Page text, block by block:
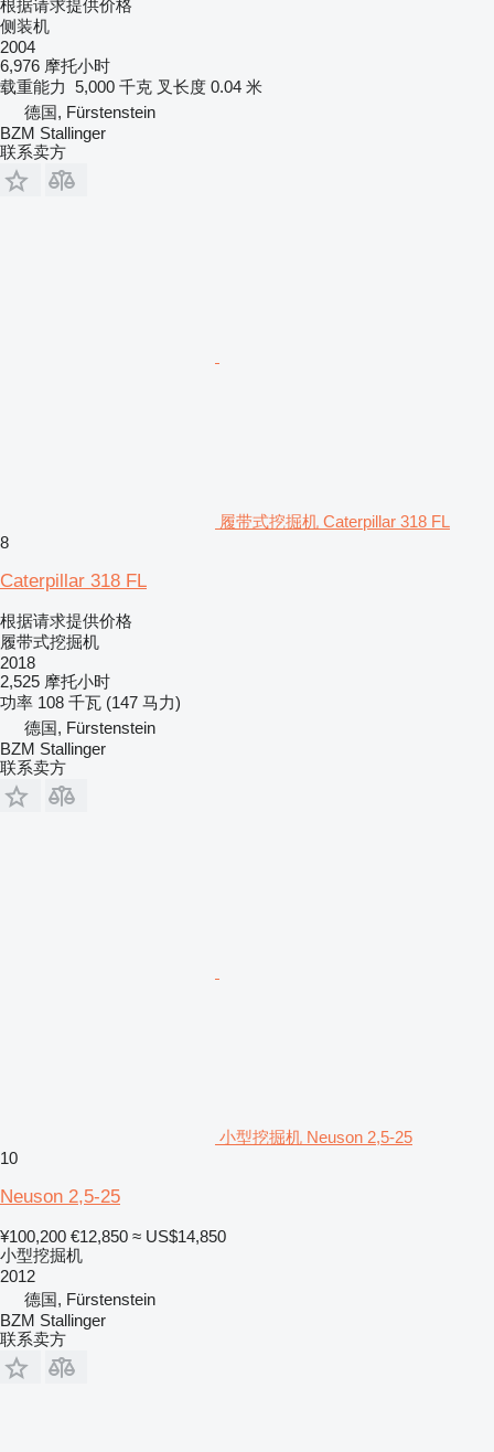
根据请求提供价格
侧装机
2004
6,976 摩托小时
载重能力 5,000 千克 叉长度 0.04 米
德国, Fürstenstein
BZM Stallinger
联系卖方
履带式挖掘机 Caterpillar 318 FL
8
Caterpillar 318 FL
根据请求提供价格
履带式挖掘机
2018
2,525 摩托小时
功率 108 千瓦 (147 马力)
德国, Fürstenstein
BZM Stallinger
联系卖方
小型挖掘机 Neuson 2,5-25
10
Neuson 2,5-25
¥100,200 €12,850 ≈ US$14,850
小型挖掘机
2012
德国, Fürstenstein
BZM Stallinger
联系卖方